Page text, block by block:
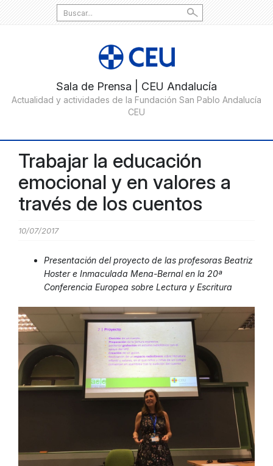
Search
for:
Trabajar la educación
emocional y en valores a
través de los cuentos
10/07/2017
Presentación del proyecto de las profesoras Beatriz
Hoster e Inmaculada Mena-Bernal en la 20ª
Conferencia Europea sobre Lectura y Escritura